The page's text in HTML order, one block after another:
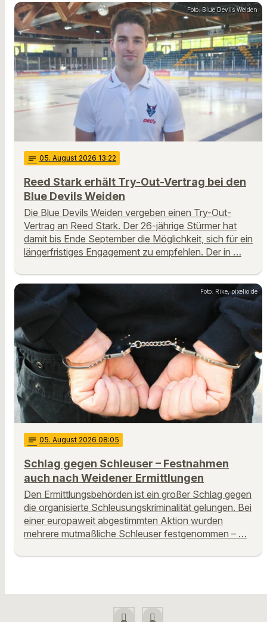
Foto: Blue Devils Weiden
notes 05. August 2026 13:22
Reed Stark erhält Try-Out-Vertrag bei den
Blue Devils Weiden
Die Blue Devils Weiden vergeben einen Try-Out-
Vertrag an Reed Stark. Der 26-jährige Stürmer hat
damit bis Ende September die Möglichkeit, sich für ein
längerfristiges Engagement zu empfehlen. Der in …
Foto: Rike, pixelio.de
notes 05. August 2026 08:05
Schlag gegen Schleuser – Festnahmen
auch nach Weidener Ermittlungen
Den Ermittlungsbehörden ist ein großer Schlag gegen
die organisierte Schleusungskriminalität gelungen. Bei
einer europaweit abgestimmten Aktion wurden
mehrere mutmaßliche Schleuser festgenommen – …